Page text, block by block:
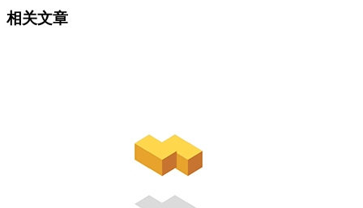
相关文章